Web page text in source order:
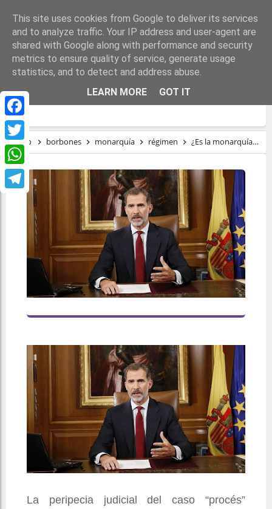
Facebook
Twitter
WhatsApp
Telegram
¿ES LA MONARQUÍA ESPAÑOLA UN
ESTADO FALLIDO?
Inicio borbones monarquía régimen ¿Es la monarquía española un Estado fallido?
La peripecia judicial del caso “procés”
This site uses cookies from Google to deliver its services
and to analyze traffic. Your IP address and user-agent are
shared with Google along with performance and security
metrics to ensure quality of service, generate usage
statistics, and to detect and address abuse.
LEARN MORE
GOT IT